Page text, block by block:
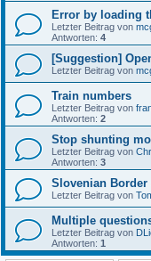
Error by loading
Letzter Beitrag von
Antworten: 4
[Suggestion]
Letzter Beitrag von
Train numbers
Letzter Beitrag von
Antworten: 2
Stop shunting
Letzter Beitrag von
Antworten: 3
Slovenian
Letzter Beitrag von
Multiple
Letzter Beitrag von
Antworten: 1